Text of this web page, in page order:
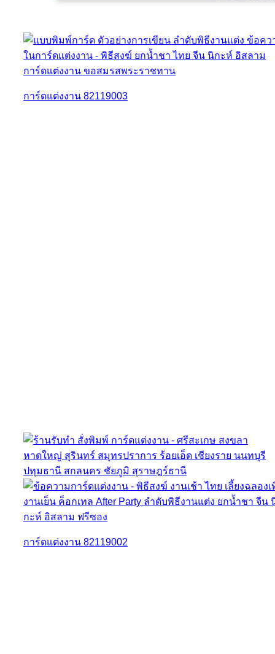
การ์ดแต่งงาน 82119003
การ์ดแต่งงาน 82119002